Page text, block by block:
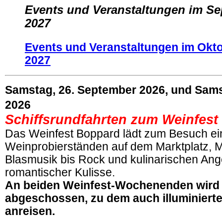
Events und Veranstaltungen im
2027
Events und Veranstaltungen im
2027
Samstag, 26. September 2026, und
2026
Schiffsrundfahrten zum
Das Weinfest Boppard lädt zum Besuch
Weinprobierständen auf dem Marktplatz,
Blasmusik bis Rock und kulinarischen
romantischer Kulisse.
An beiden Weinfest-Wochenenden
abgeschossen, zu dem auch
anreisen.